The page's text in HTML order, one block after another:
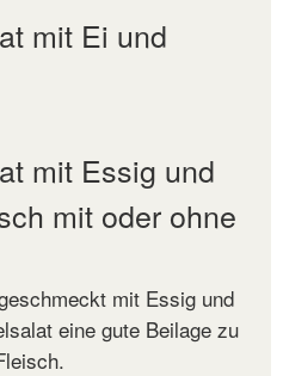
mit Ei und
mit Essig und
mit oder ohne
mit Essig und
eine gute Beilage zu